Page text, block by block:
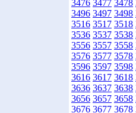
3476 3477 3478
3496 3497 3498
3516 3517 3518
3536 3537 3538
3556 3557 3558
3576 3577 3578
3596 3597 3598
3616 3617 3618
3636 3637 3638
3656 3657 3658
3676 3677 3678